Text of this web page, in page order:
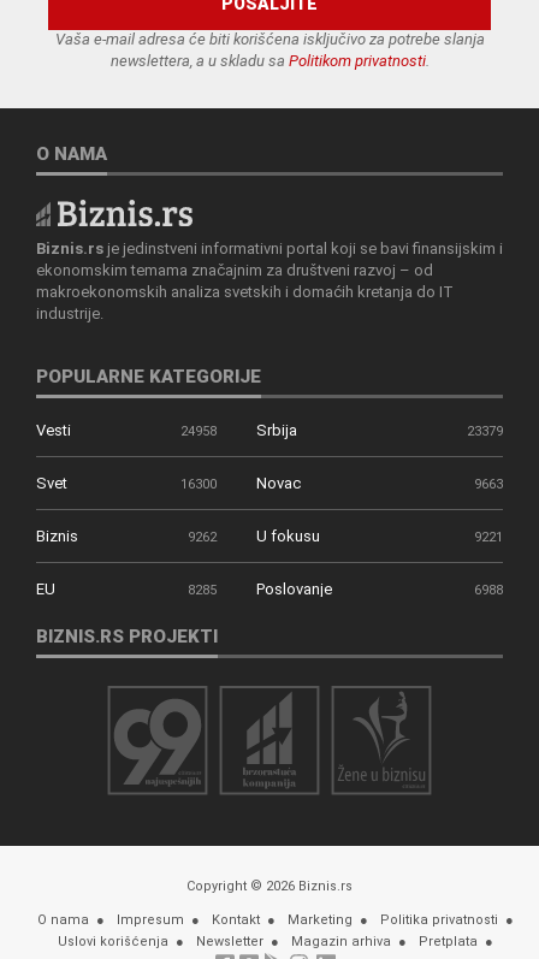
Vaša e-mail adresa će biti korišćena isključivo za potrebe slanja
newslettera, a u skladu sa Politikom privatnosti.
O NAMA
Biznis.rs je jedinstveni informativni portal koji se bavi finansijskim i
ekonomskim temama značajnim za društveni razvoj – od
makroekonomskih analiza svetskih i domaćih kretanja do IT
industrije.
POPULARNE KATEGORIJE
Vesti 24958 Srbija 23379
Svet 16300 Novac 9663
Biznis 9262 U fokusu 9221
EU 8285 Poslovanje 6988
BIZNIS.RS PROJEKTI
Copyright © 2026 Biznis.rs
O nama Impresum Kontakt Marketing
Politika privatnosti
Uslovi korišćenja
Newsletter Magazin arhiva Pretplata